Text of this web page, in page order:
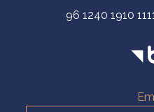
96 1240 1910